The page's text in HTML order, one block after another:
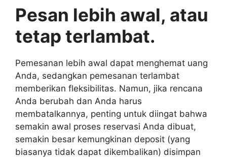
Pesan lebih awal, atau
tetap terlambat.
Pemesanan lebih awal dapat menghemat uang
Anda, sedangkan pemesanan terlambat
memberikan fleksibilitas. Namun, jika rencana
Anda berubah dan Anda harus
membatalkannya, penting untuk diingat bahwa
semakin awal proses reservasi Anda dibuat,
semakin besar kemungkinan deposit (yang
biasanya tidak dapat dikembalikan) disimpan